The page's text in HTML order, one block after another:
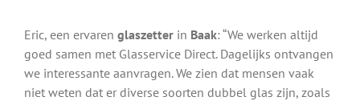
Eric, een ervaren glaszetter in Baak: “We werken altijd
goed samen met Glasservice Direct. Dagelijks ontvangen
we interessante aanvragen. We zien dat mensen vaak
niet weten dat er diverse soorten dubbel glas zijn, zoals